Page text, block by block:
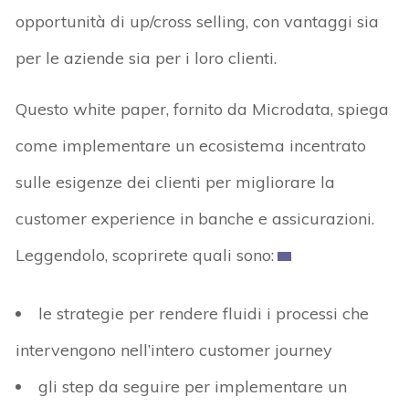
opportunità di up/cross selling, con vantaggi sia
per le aziende sia per i loro clienti.
Questo white paper, fornito da Microdata, spiega
come implementare un ecosistema incentrato
sulle esigenze dei clienti per migliorare la
customer experience in banche e assicurazioni.
Leggendolo, scoprirete quali sono:
le strategie per rendere fluidi i processi che
intervengono nell’intero customer journey
gli step da seguire per implementare un